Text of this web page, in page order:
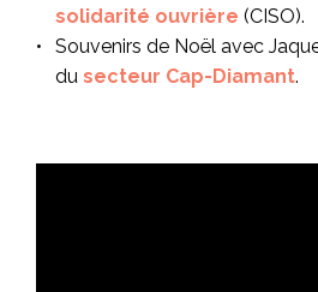
solidarité ouvrière (CISO).
Souvenirs de Noël avec
du secteur Cap-Diamant.